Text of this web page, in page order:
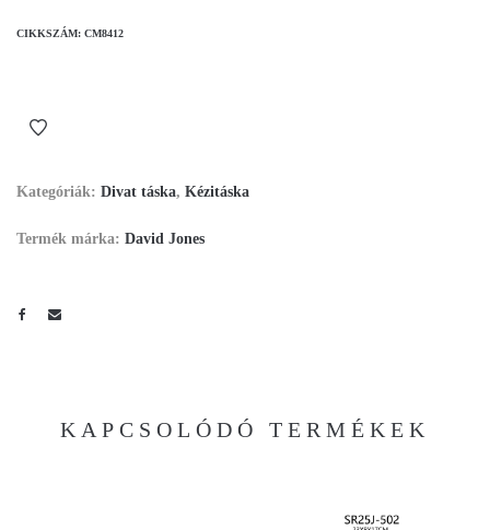
CIKKSZÁM: CM8412
Kategóriák: Divat táska, Kézitáska
Termék márka: David Jones
KAPCSOLÓDÓ TERMÉKEK